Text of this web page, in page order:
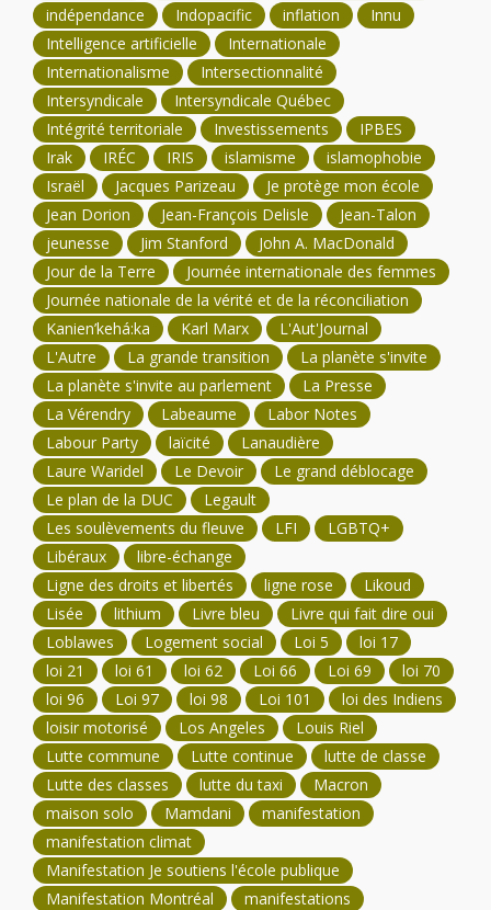
indépendance
Indopacific inflation
Innu
Intelligence artificielle
Internationale
Internationalisme
Intersectionnalité
Intersyndicale
Intersyndicale Québec
Intégrité territoriale
Investissements
IPBES
Irak
IRÉC IRIS islamisme
islamophobie
Israël
Jacques Parizeau
Je protège mon école
Jean Dorion
Jean-François Delisle
Jean-Talon
jeunesse
Jim Stanford
John A. MacDonald
Jour de la Terre
Journée internationale des femmes
Journée nationale de la vérité et de la réconciliation
Kanien’kehá:ka
Karl Marx
L'Aut'Journal
L'Autre
La grande transition
La planète s'invite
La planète s'invite au parlement
La Presse
La Vérendry
Labeaume
Labor Notes
Labour Party
laïcité
Lanaudière
Laure Waridel
Le Devoir
Le grand déblocage
Le plan de la DUC
Legault
Les soulèvements du fleuve
LFI
LGBTQ+
Libéraux
libre-échange
Ligne des droits et libertés
ligne rose
Likoud
Lisée
lithium Livre bleu
Livre qui fait dire oui
Loblawes
Logement social Loi 5
loi 17
loi 21
loi 61 loi 62 Loi 66 Loi 69
loi 70
loi 96
Loi 97 loi 98 Loi 101
loi des Indiens
loisir motorisé
Los Angeles
Louis Riel
Lutte commune
Lutte continue
lutte de classe
Lutte des classes
lutte du taxi
Macron
maison solo
Mamdani
manifestation
manifestation climat
Manifestation Je soutiens l'école publique
Manifestation Montréal
manifestations